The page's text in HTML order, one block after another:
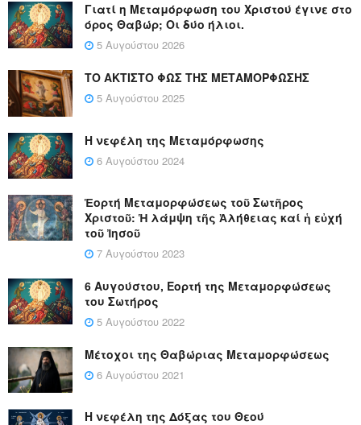
Γιατί η Μεταμόρφωση του Χριστού έγινε στο
όρος Θαβώρ; Οι δύο ήλιοι.
5 Αυγούστου 2026
ΤΟ ΑΚΤΙΣΤΟ ΦΩΣ ΤΗΣ ΜΕΤΑΜΟΡΦΩΣΗΣ
5 Αυγούστου 2025
Η νεφέλη της Μεταμόρφωσης
6 Αυγούστου 2024
Ἑορτή Μεταμορφώσεως τοῦ Σωτῆρος
Χριστοῦ: Ἡ λάμψη τῆς Ἀλήθειας καί ἡ εὐχή
τοῦ Ἰησοῦ
7 Αυγούστου 2023
6 Αυγούστου, Εορτή της Μεταμορφώσεως
του Σωτήρος
5 Αυγούστου 2022
Μέτοχοι της Θαβώριας Μεταμορφώσεως
6 Αυγούστου 2021
Η νεφέλη της Δόξας του Θεού